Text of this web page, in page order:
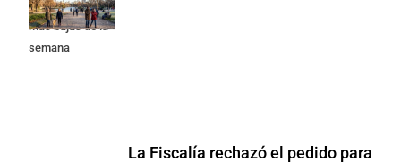
temperaturas
más bajas de la
semana
La Fiscalía rechazó el pedido para